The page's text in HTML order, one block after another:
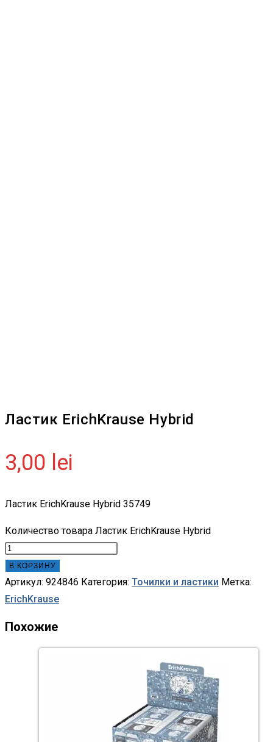
Ластик ErichKrause Hybrid
3,00 lei
Ластик ErichKrause Hybrid 35749
Количество товара Ластик ErichKrause Hybrid
В КОРЗИНУ
Артикул: 924846 Категория: Точилки и ластики Метка:
ErichKrause
Похожие